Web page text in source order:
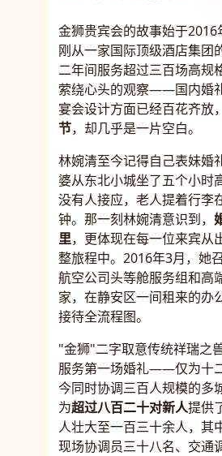
金狮贵宾会的故事始于
刚从一家国际顶级酒店集团
二年间服务超过三百场高规
萦绕心头的观察——国内婚
宴会设计方面已经百花齐放
节，却几乎是一片空白。
林婉清至今记得自己表妹婚
婆从东北小城坐了五个小时
没有人接应，老人提着行李
钟。那一刻林婉清意识到，
里，更体现在每一位来宾从
整旅程中。2016年3月，她
航空公司头等舱服务组和高
家，在静安区一间租来的办
接待全流程图。
"金狮"二字取意传统祥瑞之
服务第一场婚礼——仅为十
今同时协调三百人规模的多
为超过八百二十对新人提供
人壮大至一百三十余人，其
现场协调员三十八名、交通